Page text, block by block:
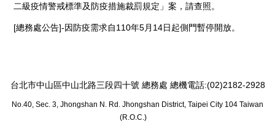
二級疫情警戒標準及防疫措施裁罰規定」案，請查照。
[總務處公告]-因防疫需求自110年5月14日起側門暫停開放。
台北市中山區中山北路三段四十號 總務處 總機電話:(02)2182-2928
No.40, Sec. 3, Jhongshan N. Rd. Jhongshan District, Taipei City 104 Taiwan
(R.O.C.)